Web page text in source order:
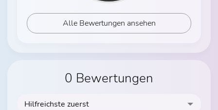
Alle Bewertungen ansehen
0 Bewertungen
Hilfreichste zuerst